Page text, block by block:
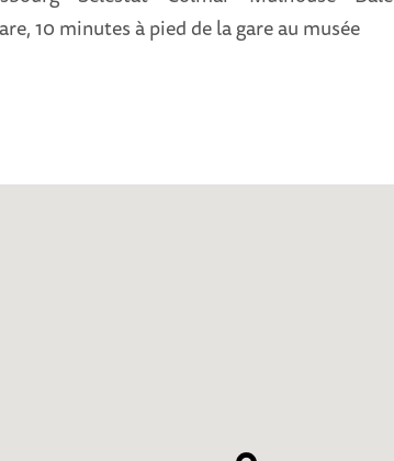
10 minutes à pied de la gare au musée